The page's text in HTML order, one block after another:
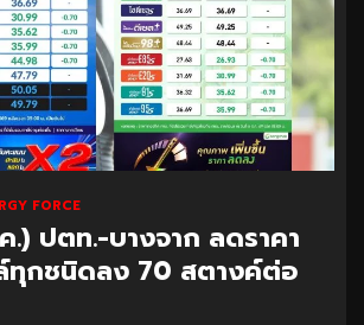
FORCE
.) ปตท.-บางจาก ลดราคา
ทุกชนิดลง 70 สตางค์ต่อ